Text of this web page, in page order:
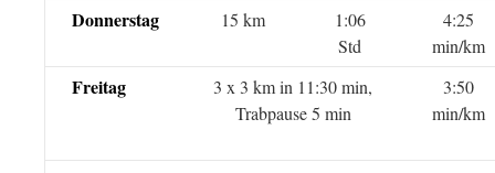
Donnerstag 15 km
1:06
Std
4:25
min/km
Freitag
3 x 3 km in 11:30 min,
Trabpause 5 min
3:50
min/km